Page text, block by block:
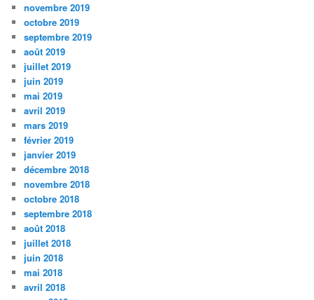
novembre 2019
octobre 2019
septembre 2019
août 2019
juillet 2019
juin 2019
mai 2019
avril 2019
mars 2019
février 2019
janvier 2019
décembre 2018
novembre 2018
octobre 2018
septembre 2018
août 2018
juillet 2018
juin 2018
mai 2018
avril 2018